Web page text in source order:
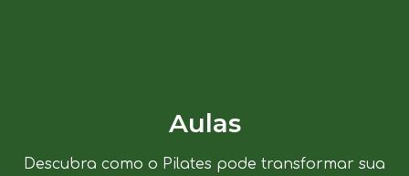
Aulas
Descubra como o Pilates pode transformar sua